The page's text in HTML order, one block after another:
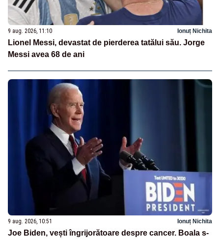
9 aug. 2026, 11:10 Ionuț Nichita
Lionel Messi, devastat de pierderea tatălui său. Jorge
Messi avea 68 de ani
9 aug. 2026, 10:51 Ionuț Nichita
Joe Biden, vești îngrijorătoare despre cancer. Boala s-